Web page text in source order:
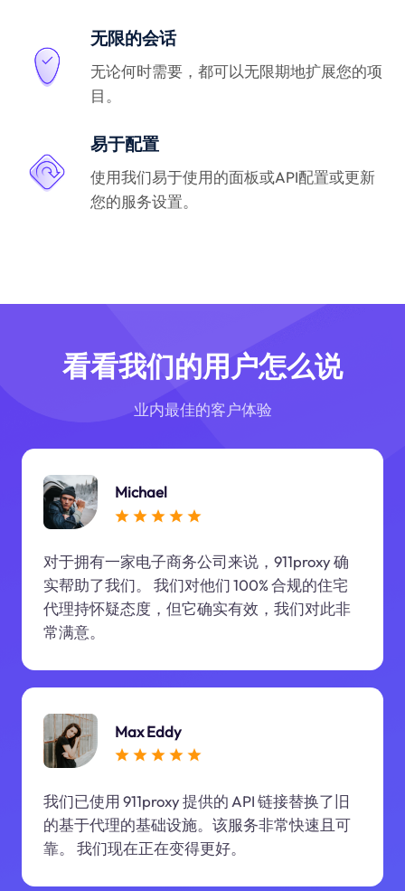
无限的会话
无论何时需要，都可以无限期地扩展您的项
目。
易于配置
使用我们易于使用的面板或API配置或更新
您的服务设置。
看看我们的用户怎么说
业内最佳的客户体验
Michael
对于拥有一家电子商务公司来说，911proxy 确
实帮助了我们。 我们对他们 100% 合规的住宅
代理持怀疑态度，但它确实有效，我们对此非
常满意。
Max Eddy
我们已使用 911proxy 提供的 API 链接替换了旧
的基于代理的基础设施。该服务非常快速且可
靠。 我们现在正在变得更好。